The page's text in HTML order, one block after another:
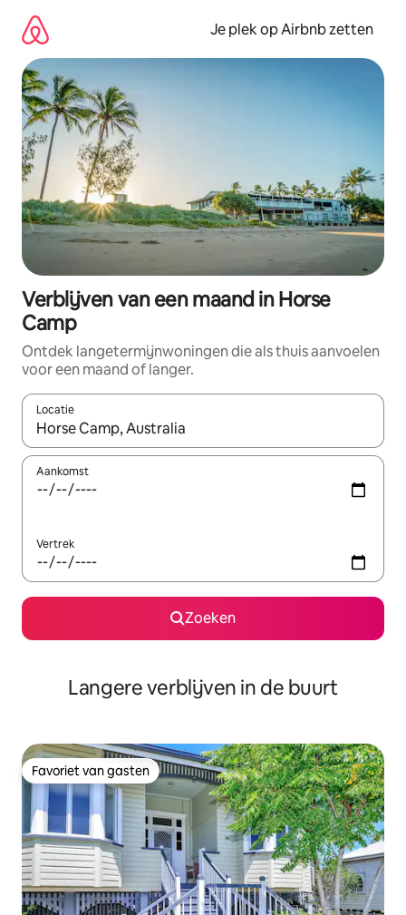
direct
naar
inhoud
Je plek op Airbnb zetten
Verblijven van een maand in Horse
Camp
Ontdek langetermijnwoningen die als thuis aanvoelen
voor een maand of langer.
Locatie
Wanneer er resultaten beschikbaar zijn, maak je een keuze
Aankomst
Vertrek
Zoeken
Langere verblijven in de buurt
Favoriet van gasten
Favoriet van gasten